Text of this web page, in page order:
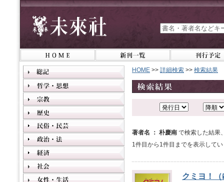
HOME >> 詳細検索 >> 検索結果
著者名 ： 朴慶南 で検索した結果
1件目から1件目までを表示して
クミヨ！